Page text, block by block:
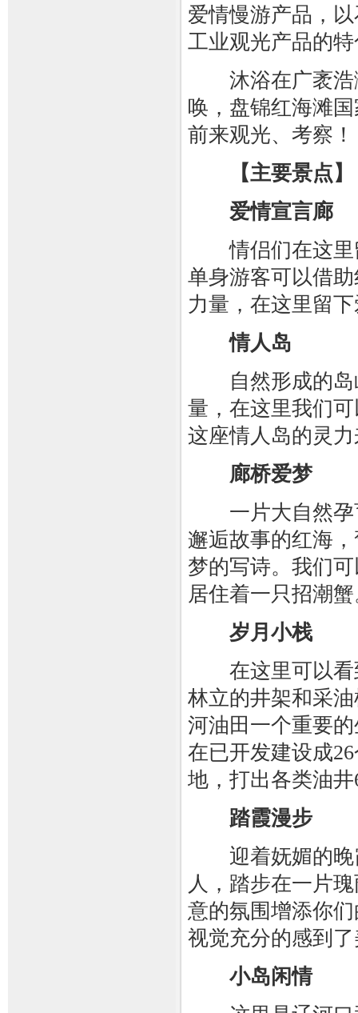
爱情慢游产品，
工业观光产品的
沐浴在广袤浩
唤，盘锦红海滩
前来观光、考察！
【主要景点】
爱情宣言廊
情侣们在这里
单身游客可以借
力量，在这里留
情人岛
自然形成的岛
量，在这里我们
这座情人岛的灵
廊桥爱梦
一片大自然孕
邂逅故事的红海
梦的写诗。我们
居住着一只招潮
岁月小栈
在这里可以看
林立的井架和采
河油田一个重要
在已开发建设成
地，打出各类油
踏霞漫步
迎着妩媚的晚
人，踏步在一片
意的氛围增添你
视觉充分的感到
小岛闲情